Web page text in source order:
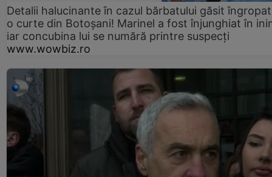
Detalii halucinante în cazul bărbatului găsit
o curte din Botoșani! Marinel a fost înjunghiat în
iar concubina lui se numără printre suspecți
www.wowbiz.ro